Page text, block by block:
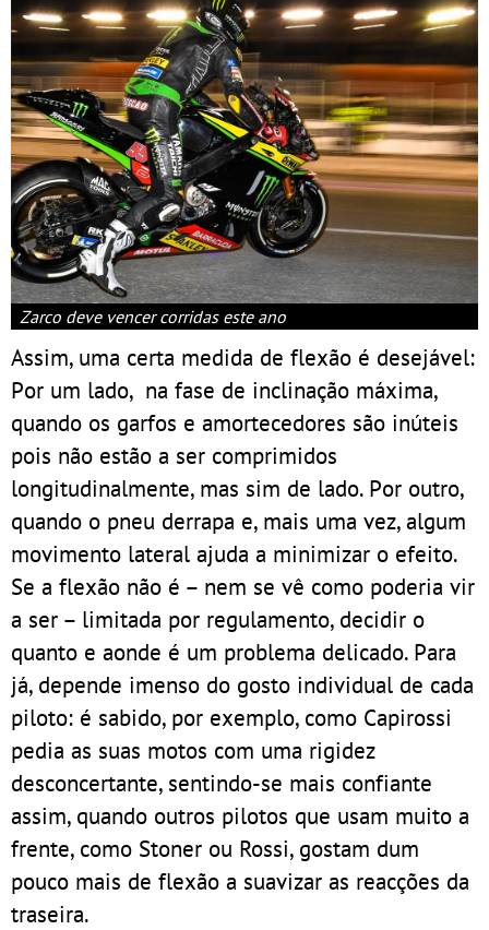
Zarco deve vencer corridas este ano
Assim, uma certa medida de flexão é desejável:
Por um lado, na fase de inclinação máxima,
quando os garfos e amortecedores são inúteis
pois não estão a ser comprimidos
longitudinalmente, mas sim de lado. Por outro,
quando o pneu derrapa e, mais uma vez, algum
movimento lateral ajuda a minimizar o efeito.
Se a flexão não é – nem se vê como poderia vir
a ser – limitada por regulamento, decidir o
quanto e aonde é um problema delicado. Para
já, depende imenso do gosto individual de cada
piloto: é sabido, por exemplo, como Capirossi
pedia as suas motos com uma rigidez
desconcertante, sentindo-se mais confiante
assim, quando outros pilotos que usam muito a
frente, como Stoner ou Rossi, gostam dum
pouco mais de flexão a suavizar as reacções da
traseira.